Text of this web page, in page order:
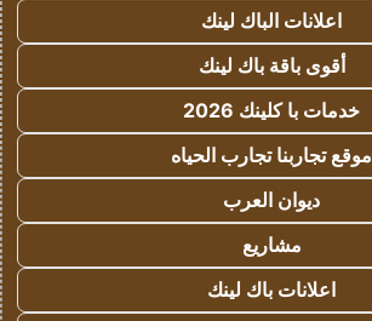
اعلانات الباك لينك
أقوى باقة باك لينك
خدمات با كلينك 2026
موقع تجاربنا تجارب الحياه
ديوان العرب
مشاريع
اعلانات باك لينك